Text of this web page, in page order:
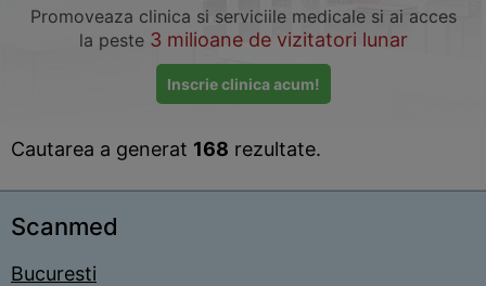
Promoveaza clinica si serviciile medicale si ai acces
la peste 3 milioane de vizitatori lunar
Inscrie clinica acum!
Cautarea a generat 168 rezultate.
Scanmed
Bucuresti